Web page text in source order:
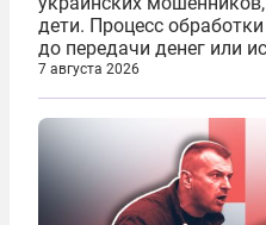
дети. Процесс
до передачи денег или
кураторов может
нескольких месяцев.
послушных
7 августа 2026